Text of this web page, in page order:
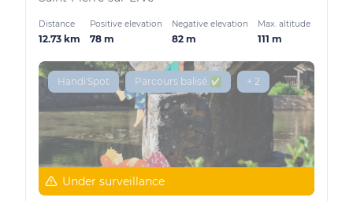
Distance
12.73 km
Positive elevation
78 m
Negative elevation
82 m
Max. altitude
111 m
Handi'Spot Parcours balisé ✅ + 2
Under surveillance